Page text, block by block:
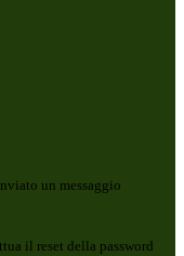
un messaggio
il reset della password